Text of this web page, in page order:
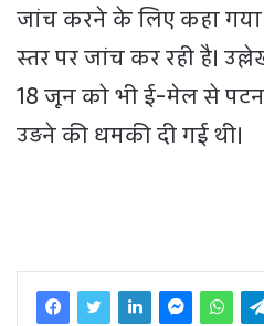
जांच करने के लिए कहा
स्तर पर जांच कर रही है।
18 जून को भी ई-मेल से
उड़ने की धमकी दी गई थी।